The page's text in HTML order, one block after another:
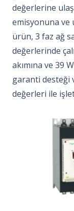
değerlerine
emisyonuna ve
ürün, 3 faz ağ
değerlerinde
akımına ve 39
garanti desteği
değerleri ile